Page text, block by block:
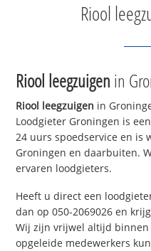
Riool
Riool leegzuigen in
Riool leegzuigen in
Loodgieter Groningen is
24 uurs spoedservice en is
Groningen en daarbuiten.
ervaren loodgieters.
Heeft u direct een
dan op 050-2069026 en
Wij zijn vrijwel altijd binnen
opgeleide medewerkers